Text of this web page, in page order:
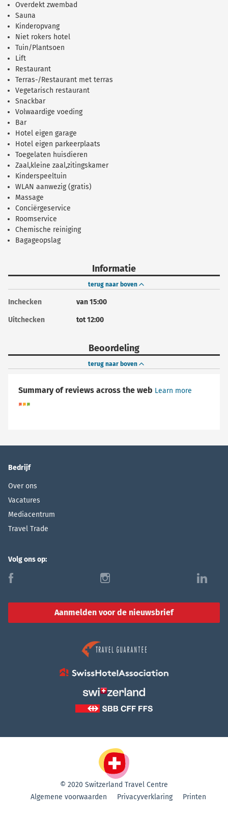
Overdekt zwembad
Sauna
Kinderopvang
Niet rokers hotel
Tuin/Plantsoen
Lift
Restaurant
Terras-/Restaurant met terras
Vegetarisch restaurant
Snackbar
Volwaardige voeding
Bar
Hotel eigen garage
Hotel eigen parkeerplaats
Toegelaten huisdieren
Zaal,kleine zaal,zitingskamer
Kinderspeeltuin
WLAN aanwezig (gratis)
Massage
Conciërgeservice
Roomservice
Chemische reiniging
Bagageopslag
Informatie
terug naar boven
Inchecken van 15:00
Uitchecken tot 12:00
Beoordeling
terug naar boven
Summary of reviews across the web Learn more
Bedrijf
Over ons
Vacatures
Mediacentrum
Travel Trade
Volg ons op:
f i l
Aanmelden voor de nieuwsbrief
© 2020 Switzerland Travel Centre
Algemene voorwaarden
Privacyverklaring Printen